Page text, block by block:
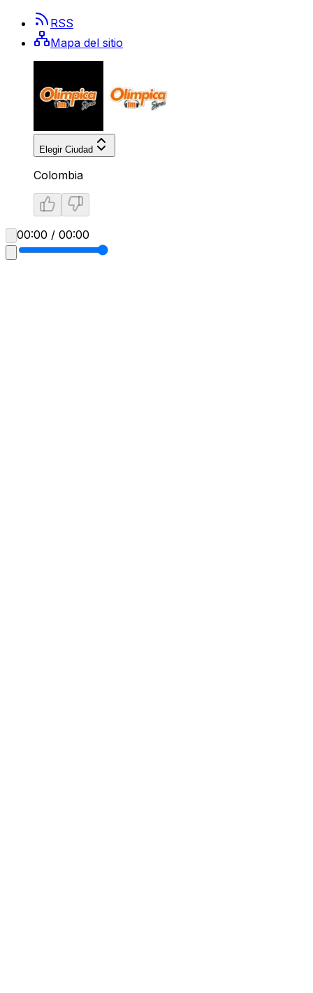
RSS
Mapa del sitio
Elegir Ciudad
Colombia
00:00 / 00:00